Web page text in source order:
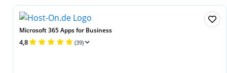
Microsoft 365 Apps for Business
4,8 (39)